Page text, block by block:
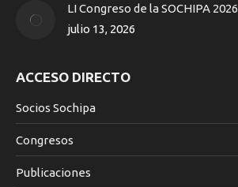
LI Congreso de la SOCHIPA 2026
julio 13, 2026
ACCESO DIRECTO
Socios Sochipa
Congresos
Publicaciones